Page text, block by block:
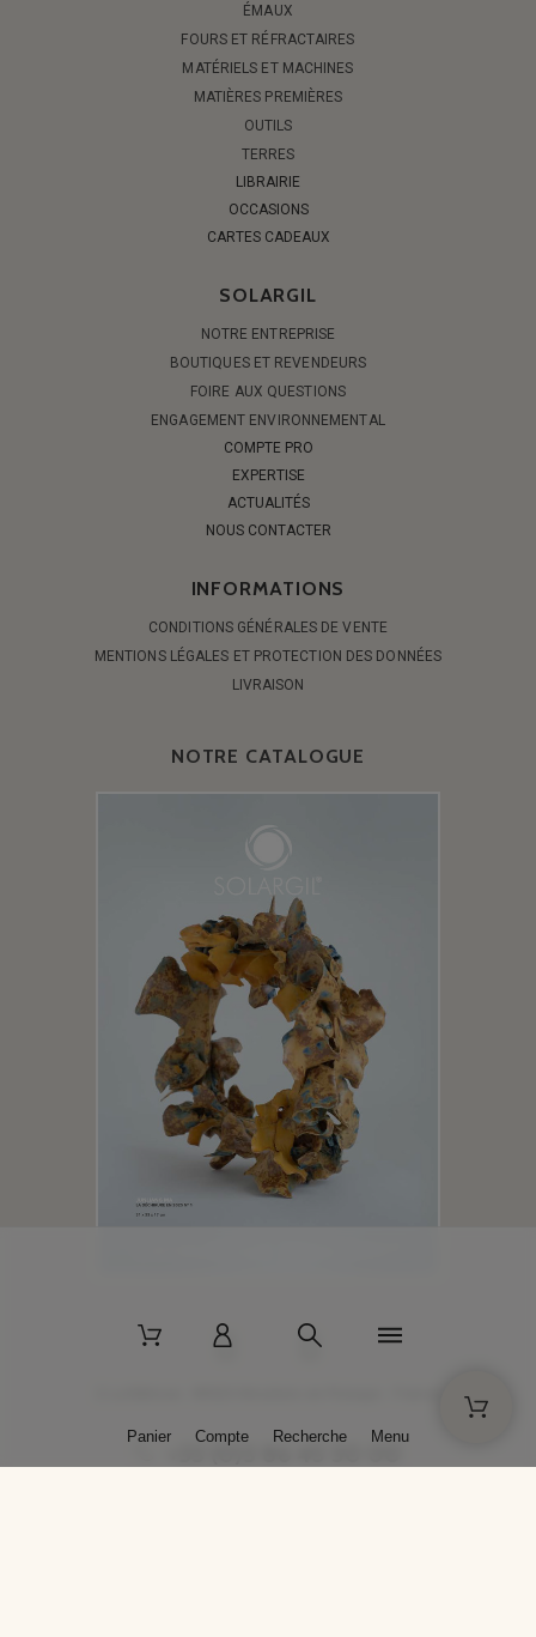
ÉMAUX
FOURS ET RÉFRACTAIRES
MATÉRIELS ET MACHINES
MATIÈRES PREMIÈRES
OUTILS
TERRES
LIBRAIRIE
OCCASIONS
CARTES CADEAUX
SOLARGIL
NOTRE ENTREPRISE
BOUTIQUES ET REVENDEURS
FOIRE AUX QUESTIONS
ENGAGEMENT ENVIRONNEMENTAL
COMPTE PRO
EXPERTISE
ACTUALITÉS
NOUS CONTACTER
INFORMATIONS
CONDITIONS GÉNÉRALES DE VENTE
MENTIONS LÉGALES ET PROTECTION DES DONNÉES
LIVRAISON
NOTRE CATALOGUE
+33 (0)3 86 45 50 00
Panier Compte Recherche Menu